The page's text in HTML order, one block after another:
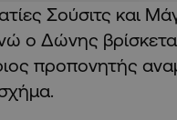
Σούσιτς και
ο Δώνης
προπονητής